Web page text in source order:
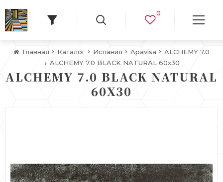
0
Главная Каталог Испания Apavisa
ALCHEMY 7.0
ALCHEMY 7.0 BLACK NATURAL 60х30
ALCHEMY 7.0 BLACK NATURAL
60Х30